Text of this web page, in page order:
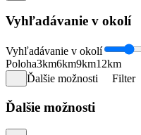
Vyhľadávanie v okolí
Vyhľadávanie v okolí
Poloha3km6km9km12km
Ďalšie možnosti
Filter
Ďalšie možnosti